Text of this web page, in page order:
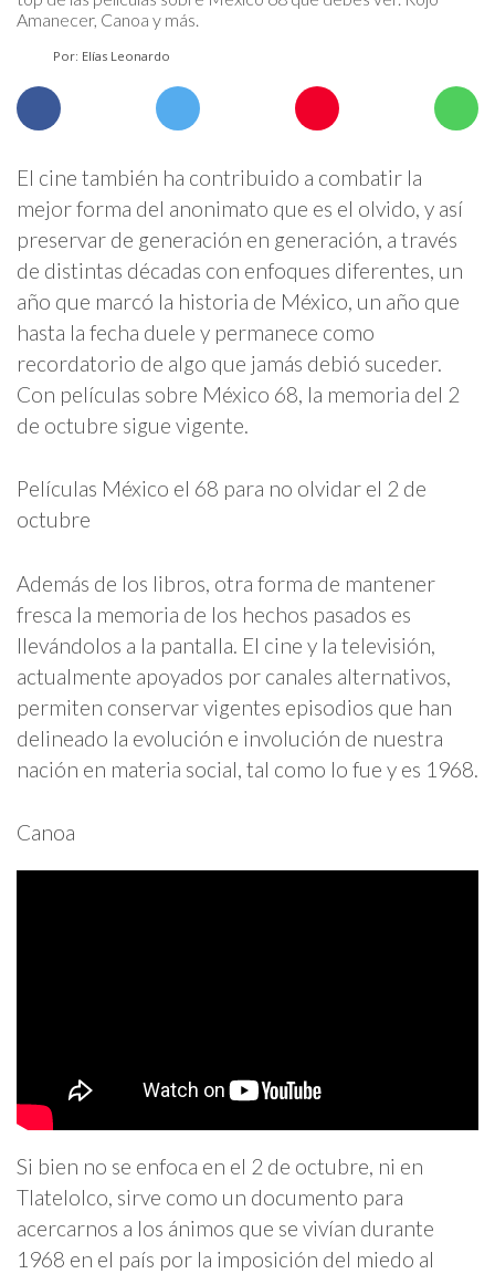
Amanecer, Canoa y más.
Por: Elías Leonardo
El cine también ha contribuido a combatir la
mejor forma del anonimato que es el olvido, y así
preservar de generación en generación, a través
de distintas décadas con enfoques diferentes, un
año que marcó la historia de México, un año que
hasta la fecha duele y permanece como
recordatorio de algo que jamás debió suceder.
Con películas sobre México 68, la memoria del 2
de octubre sigue vigente.
Películas México el 68 para no olvidar el 2 de
octubre
Además de los libros, otra forma de mantener
fresca la memoria de los hechos pasados es
llevándolos a la pantalla. El cine y la televisión,
actualmente apoyados por canales alternativos,
permiten conservar vigentes episodios que han
delineado la evolución e involución de nuestra
nación en materia social, tal como lo fue y es 1968.
Canoa
Si bien no se enfoca en el 2 de octubre, ni en
Tlatelolco, sirve como un documento para
acercarnos a los ánimos que se vivían durante
1968 en el país por la imposición del miedo al